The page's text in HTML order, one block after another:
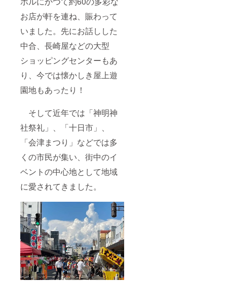
お店が軒を連ね、賑わって
いました。先にお話しした
中合、長崎屋などの大型
ショッピングセンターもあ
り、今では懐かしき屋上遊
園地もあったり！
そして近年では「神明神
社祭礼」、「十日市」、
「会津まつり」などでは多
くの市民が集い、街中のイ
ベントの中心地として地域
に愛されてきました。